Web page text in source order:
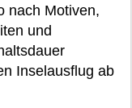
nach Motiven,
und
Inselausflug ab